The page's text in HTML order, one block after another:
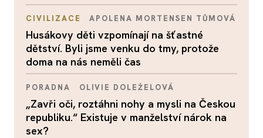
CIVILIZACE APOLENA MORTENSEN TŮMOVÁ
Husákovy děti vzpomínají na šťastné
dětství. Byli jsme venku do tmy, protože
doma na nás neměli čas
PORADNA OLIVIE DOLEŽELOVÁ
„Zavři oči, roztáhni nohy a mysli na Českou
republiku.“ Existuje v manželství nárok na
sex?